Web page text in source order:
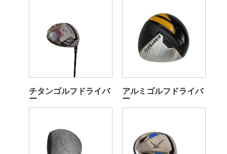
チタンゴルフドライバ
ー
アルミゴルフドライバ
ー